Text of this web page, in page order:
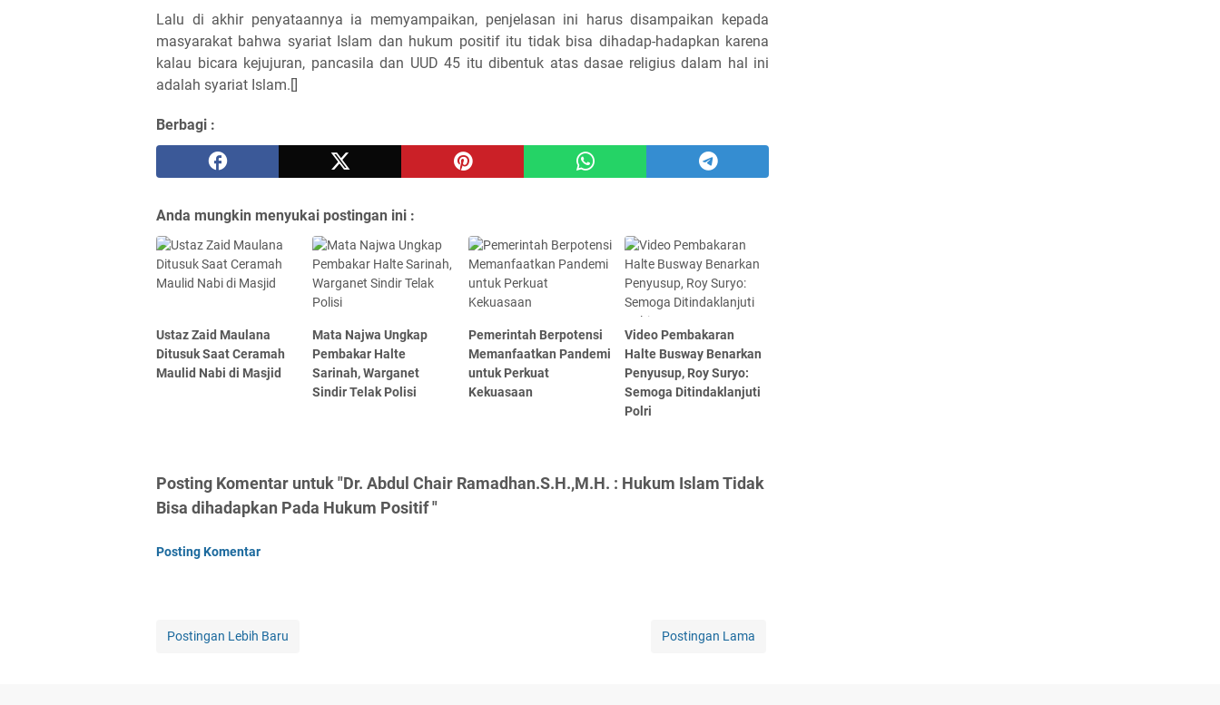
Lalu di akhir penyataannya ia memyampaikan, penjelasan ini harus disampaikan kepada
masyarakat bahwa syariat Islam dan hukum positif itu tidak bisa dihadap-hadapkan karena
kalau bicara kejujuran, pancasila dan UUD 45 itu dibentuk atas dasae religius dalam hal ini
adalah syariat Islam.[]
Berbagi :
Anda mungkin menyukai postingan ini :
Ustaz Zaid Maulana
Ditusuk Saat Ceramah
Maulid Nabi di Masjid
Mata Najwa Ungkap
Pembakar Halte
Sarinah, Warganet
Sindir Telak Polisi
Pemerintah Berpotensi
Memanfaatkan Pandemi
untuk Perkuat
Kekuasaan
Video Pembakaran
Halte Busway Benarkan
Penyusup, Roy Suryo:
Semoga Ditindaklanjuti
Polri
Posting Komentar untuk "Dr. Abdul Chair Ramadhan.S.H.,M.H. : Hukum Islam Tidak
Bisa dihadapkan Pada Hukum Positif "
Posting Komentar
Postingan Lebih Baru Postingan Lama